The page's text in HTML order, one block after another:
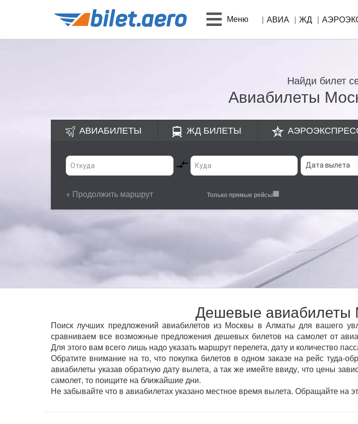
Меню АВИА ЖД
Найди билет
Авиабилеты
АВИАБИЛЕТЫ ЖД БИЛЕТЫ
+ Продолжить маршрут Только прямые рейсы
Дешевые авиабилеты
Поиск лучших предложений авиабилетов из Москвы в Алматы для вашего
сравниваем все возможные предложения дешевых билетов на самолет от
Для этого вам всего лишь надо указать маршрут перелета, дату и количество
Обратите внимание на то, что покупка билетов в одном заказе на рейс туда-
авиабилеты указав обратную дату вылета, а так же имейте ввиду, что цены
самолет, то поищите на ближайшие дни.
Не забывайте что в авиабилетах указано местное время вылета. Обращайте на